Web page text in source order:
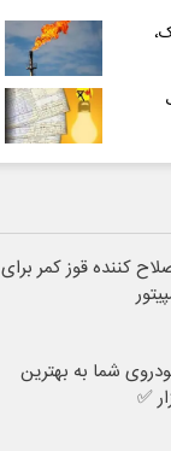
کننده قوز کمر برای
شما به بهترین
✅